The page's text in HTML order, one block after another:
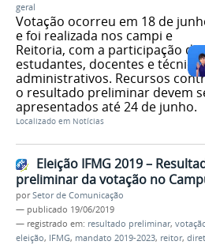
geral
Votação ocorreu em 18 de
e foi realizada nos campi e
Reitoria, com a participação de
estudantes, docentes e
administrativos. Recursos
o resultado preliminar devem
apresentados até 24 de junho.
Localizado em Notícias
Eleição IFMG 2019 –
preliminar da votação no
porSetor de Comunicação
— publicado 19/06/2019
— registrado em: resultado preliminar,
eleição, IFMG, mandato 2019-2023, reitor,